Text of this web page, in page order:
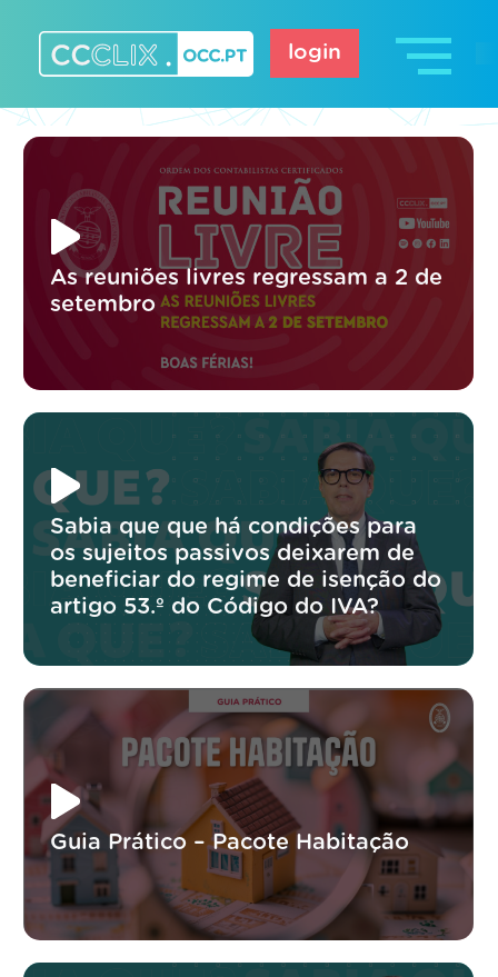
content
login
As reuniões livres regressam a 2 de
setembro
Sabia que que há condições para
os sujeitos passivos deixarem de
beneficiar do regime de isenção do
artigo 53.º do Código do IVA?
Guia Prático – Pacote Habitação